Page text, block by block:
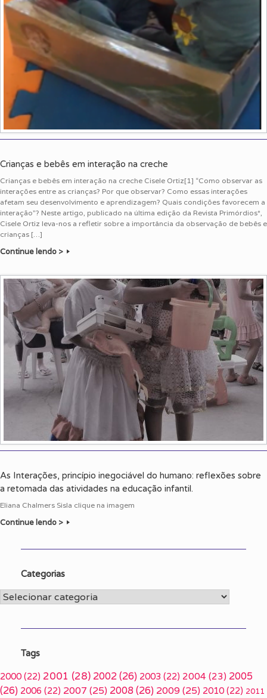
Crianças e bebês em interação na creche
Crianças e bebês em interação na creche Cisele Ortiz[1] “Como observar as
interações entre as crianças? Por que observar? Como essas interações
afetam seu desenvolvimento e aprendizagem? Quais condições favorecem a
interação”? Neste artigo, publicado na última edição da Revista Primórdios*,
Cisele Ortiz leva-nos a refletir sobre a importância da observação de bebês e
crianças […]
Continue lendo >
As Interações, princípio inegociável do humano: reflexões sobre
a retomada das atividades na educação infantil.
Eliana Chalmers Sisla clique na imagem
Continue lendo >
Categorias
Categorias
Tags
2000 (22) 2001 (28) 2002(26) 2003 (22) 2004 (23) 2005
(26) 2006 (22) 2007 (25) 2008(26) 2009(25) 2010 (22) 2011